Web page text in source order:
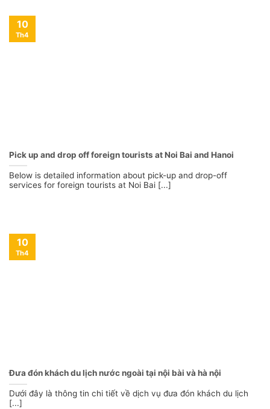
Pick up and drop off foreign tourists at Noi Bai and Hanoi
Below is detailed information about pick-up and drop-off
services for foreign tourists at Noi Bai [...]
10
Th4
Đưa đón khách du lịch nước ngoài tại nội bài và hà nội
Dưới đây là thông tin chi tiết về dịch vụ đưa đón khách du lịch
[...]
10
Th4